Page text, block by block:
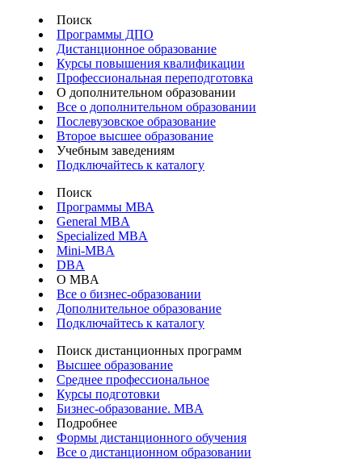
Поиск
Программы ДПО
Дистанционное образование
Курсы повышения квалификации
Профессиональная переподготовка
О дополнительном образовании
Все о дополнительном образовании
Послевузовское образование
Второе высшее образование
Учебным заведениям
Подключайтесь к каталогу
Поиск
Программы МВА
General MBA
Specialized MBA
Mini-MBA
DBA
О MBA
Все о бизнес-образовании
Дополнительное образование
Подключайтесь к каталогу
Поиск дистанционных программ
Высшее образование
Среднее профессиональное
Курсы подготовки
Бизнес-образование. MBA
Подробнее
Формы дистанционного обучения
Все о дистанционном образовании